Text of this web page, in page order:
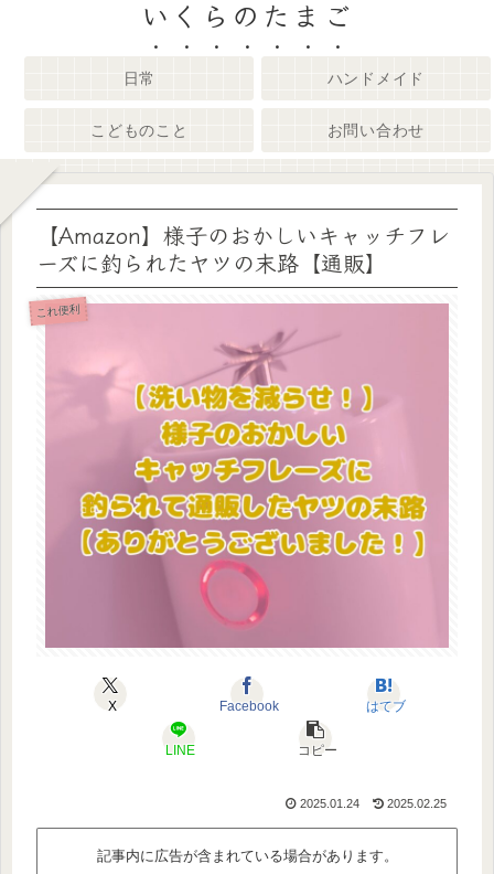
いくらのたまご
日常 ハンドメイド
こどものこと お問い合わせ
【Amazon】様子のおかしいキャッチフレ
ーズに釣られたヤツの末路【通販】
これ便利
X Facebook はてブ
LINE コピー
2025.01.24 2025.02.25
記事内に広告が含まれている場合があります。